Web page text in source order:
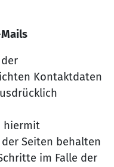
Kontaktdaten
hiermit
Seiten behalten
im Falle der